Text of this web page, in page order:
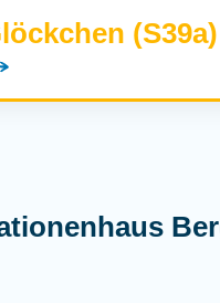
(S39a)